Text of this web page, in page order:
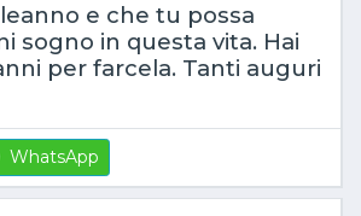
e che tu possa
sogno in questa vita. Hai
per farcela. Tanti auguri
WhatsApp